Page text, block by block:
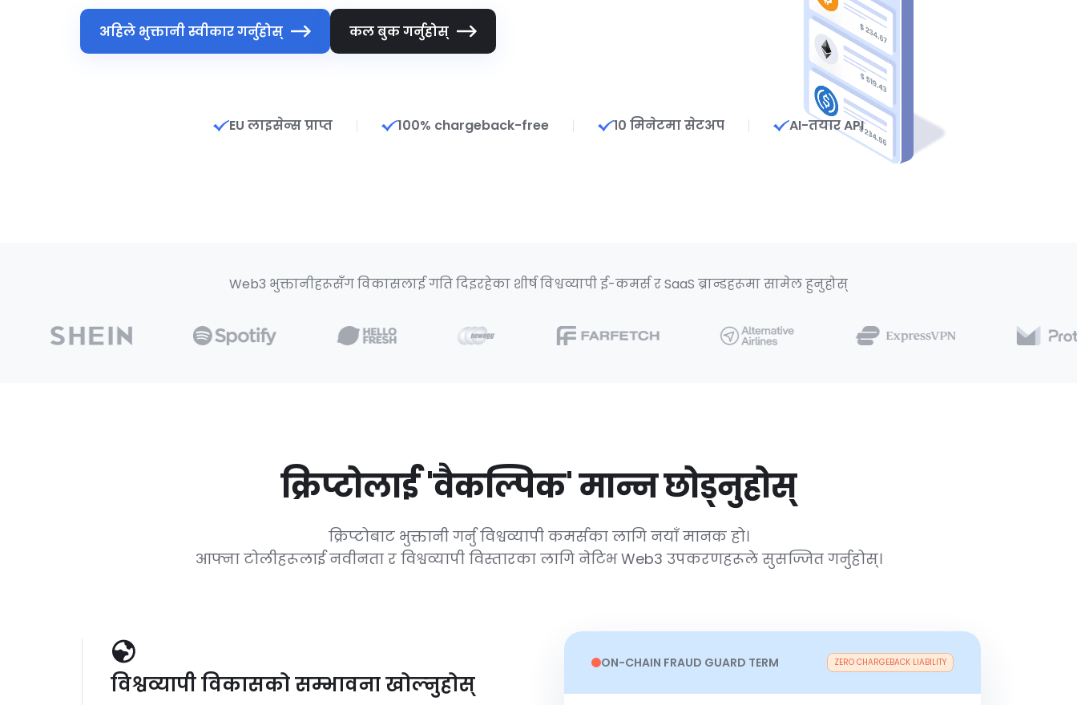
अहिले भुक्तानी स्वीकार गर्नुहोस् कल बुक गर्नुहोस्
EU लाइसेन्स प्राप्त 100% chargeback-free १० मिनेटमा सेटअप AI-तयार API
Web3 भुक्तानीहरूसँग विकासलाई गति दिइरहेका शीर्ष विश्वव्यापी ई-कमर्स र SaaS ब्रान्डहरूमा सामेल हुनुहोस्
क्रिप्टोलाई 'वैकल्पिक' मान्न छोड्नुहोस्
क्रिप्टोबाट भुक्तानी गर्नु विश्वव्यापी कमर्सका लागि नयाँ मानक हो।
आफ्ना टोलीहरूलाई नवीनता र विश्वव्यापी विस्तारका लागि नेटिभ Web3 उपकरणहरूले सुसज्जित गर्नुहोस्।
विश्वव्यापी विकासको सम्भावना खोल्नुहोस्
ON-CHAIN FRAUD GUARD TERM ZERO CHARGEBACK LIABILITY